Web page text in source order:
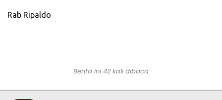
Rab Ripaldo
Berita ini 42 kali dibaca